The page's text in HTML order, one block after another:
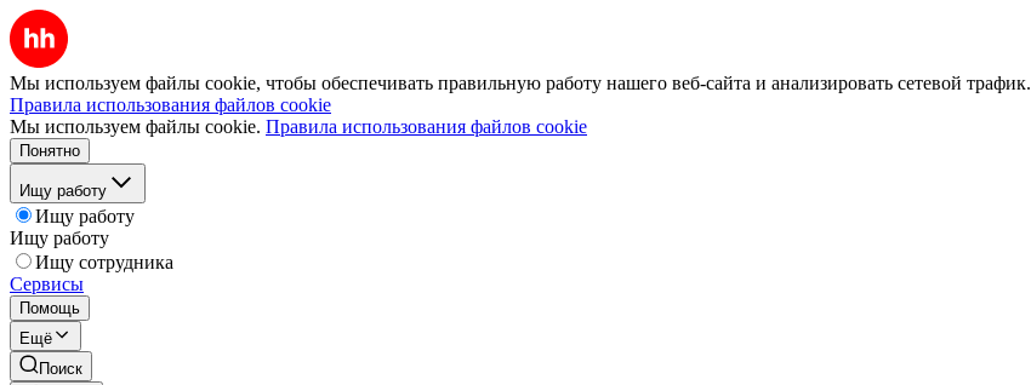
Мы используем файлы cookie, чтобы обеспечивать правильную работу нашего веб-сайта и анализировать сетевой трафик.
Правила использования файлов cookie
Мы используем файлы cookie. Правила использования файлов cookie
Понятно
Ищу работу
Ищу работу
Ищу работу
Ищу сотрудника
Сервисы
Помощь
Ещё
Поиск